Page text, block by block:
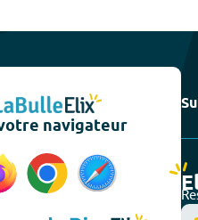
navigateur